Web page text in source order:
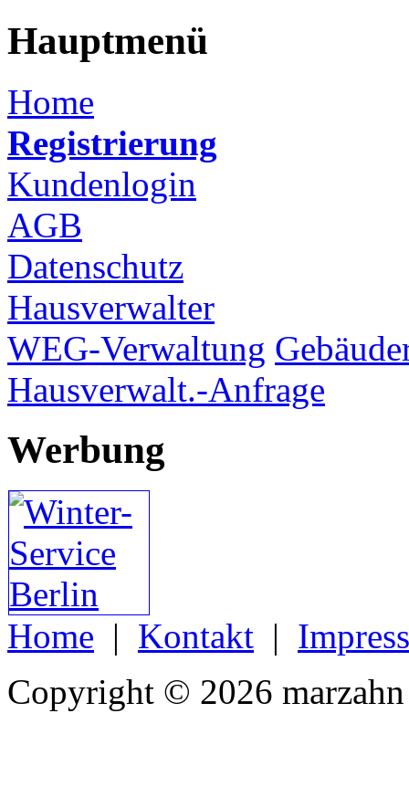
Hauptmenü
Home
Registrierung
Kundenlogin
AGB
Datenschutz
Hausverwalter
WEG-Verwaltung
Hausverwalt.-Anfrage
Werbung
Home | Kontakt |
Copyright © 2026